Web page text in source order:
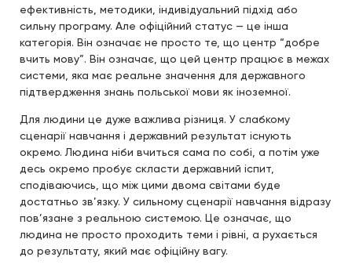
ефективність, методики, індивідуальний підхід або
сильну програму. Але офіційний статус — це інша
категорія. Він означає не просто те, що центр “добре
вчить мову”. Він означає, що цей центр працює в межах
системи, яка має реальне значення для державного
підтвердження знань польської мови як іноземної.
Для людини це дуже важлива різниця. У слабкому
сценарії навчання і державний результат існують
окремо. Людина ніби вчиться сама по собі, а потім уже
десь окремо пробує скласти державний іспит,
сподіваючись, що між цими двома світами буде
достатньо зв’язку. У сильному сценарії навчання відразу
пов’язане з реальною системою. Це означає, що
людина не просто проходить теми і рівні, а рухається
до результату, який має офіційну вагу.